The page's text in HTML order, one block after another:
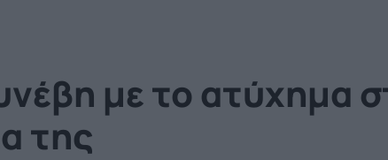
με το ατύχημα
της